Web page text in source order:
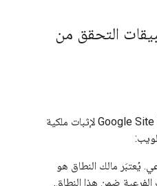
التحقق من
يمكنك استخدام Google Site Verification API لإثبات ملكية
يُعتبَر مالك النطاق هو
الفرعية ضمن هذا النطاق.